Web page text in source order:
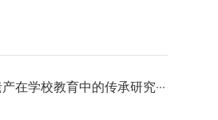
校教育中的传承研究丨“探享荟”成果集